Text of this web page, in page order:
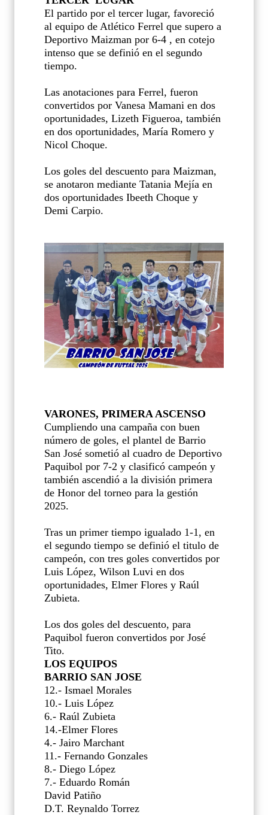
El partido por el tercer lugar, favoreció
al equipo de Atlético Ferrel que supero a
Deportivo Maizman por 6-4 , en cotejo
intenso que se definió en el segundo
tiempo.
Las anotaciones para Ferrel, fueron
convertidos por Vanesa Mamani en dos
oportunidades, Lizeth Figueroa, también
en dos oportunidades, María Romero y
Nicol Choque.
Los goles del descuento para Maizman,
se anotaron mediante Tatania Mejía en
dos oportunidades Ibeeth Choque y
Demi Carpio.
VARONES, PRIMERA ASCENSO
Cumpliendo una campaña con buen
número de goles, el plantel de Barrio
San José sometió al cuadro de Deportivo
Paquibol por 7-2 y clasificó campeón y
también ascendió a la división primera
de Honor del torneo para la gestión
2025.
Tras un primer tiempo igualado 1-1, en
el segundo tiempo se definió el titulo de
campeón, con tres goles convertidos por
Luis López, Wilson Luvi en dos
oportunidades, Elmer Flores y Raúl
Zubieta.
Los dos goles del descuento, para
Paquibol fueron convertidos por José
Tito.
LOS EQUIPOS
BARRIO SAN JOSE
12.- Ismael Morales
10.- Luis López
6.- Raúl Zubieta
14.-Elmer Flores
4.- Jairo Marchant
11.- Fernando Gonzales
8.- Diego López
7.- Eduardo Román
David Patiño
D.T. Reynaldo Torrez